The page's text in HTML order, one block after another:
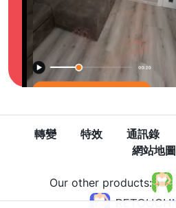
轉變 特效 通訊錄
網站地圖
Our other products: